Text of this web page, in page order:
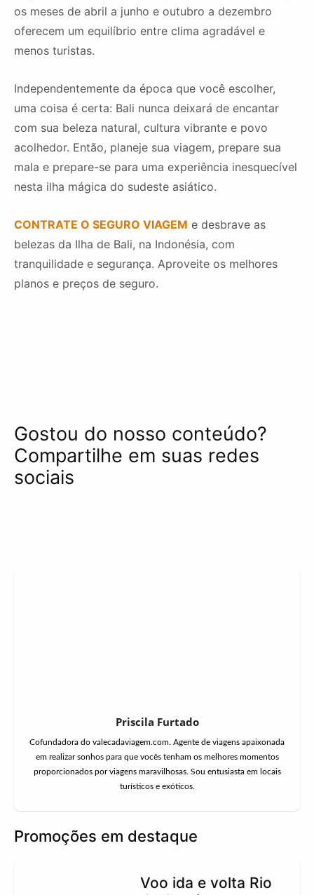
os meses de abril a junho e outubro a dezembro
oferecem um equilíbrio entre clima agradável e
menos turistas.
Independentemente da época que você escolher,
uma coisa é certa: Bali nunca deixará de encantar
com sua beleza natural, cultura vibrante e povo
acolhedor. Então, planeje sua viagem, prepare sua
mala e prepare-se para uma experiência inesquecível
nesta ilha mágica do sudeste asiático.
CONTRATE O SEGURO VIAGEM e desbrave as
belezas da Ilha de Bali, na Indonésia, com
tranquilidade e segurança. Aproveite os melhores
planos e preços de seguro.
Gostou do nosso conteúdo?
Compartilhe em suas redes
sociais
Priscila Furtado
Cofundadora do valecadaviagem.com. Agente de viagens apaixonada
em realizar sonhos para que vocês tenham os melhores momentos
proporcionados por viagens maravilhosas. Sou entusiasta em locais
turísticos e exóticos.
Promoções em destaque
Voo ida e volta Rio